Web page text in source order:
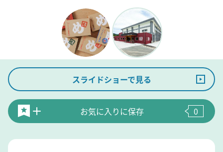
スライドショーで見る
お気に入りに保存 0